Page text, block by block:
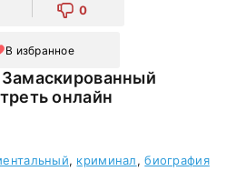
онлайн
0
В избранное
, криминал,биография